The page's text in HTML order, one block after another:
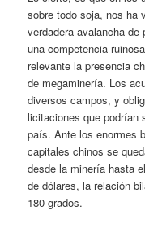
sobre todo soja, nos ha
verdadera avalancha
una competencia
relevante la presencia
de megaminería. Los
diversos campos, y
licitaciones que podrían
país. Ante los enormes
capitales chinos se
desde la minería hasta
de dólares, la relación
180 grados.